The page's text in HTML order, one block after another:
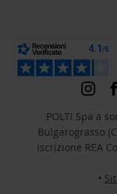
POLTI Spa a
Bulgarograsso
iscrizione REA
•